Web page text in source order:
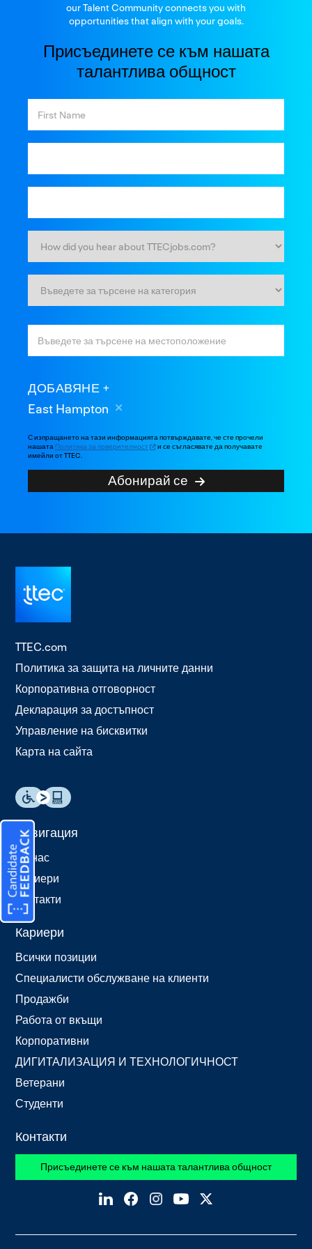
our Talent Community connects you with
opportunities that align with your goals.
Присъединете се към нашата
талантлива общност
ДОБАВЯНЕ
East Hampton
С изпращането на тази информацията потвърждавате, че сте прочели
нашата Политика за поверителност
и се съгласявате да получавате
имейли от TTEC.
Абонирай се
TTEC.com
Политика за защита на личните данни
Корпоративна отговорност
Декларация за достъпност
Управление на бисквитки
Карта на сайта
Навигация
За нас
Кариери
Контакти
Кариери
Всички позиции
Специалисти обслужване на клиенти
Продажби
Работа от вкъщи
Корпоративни
ДИГИТАЛИЗАЦИЯ И ТЕХНОЛОГИЧНОСТ
Ветерани
Студенти
Контакти
Присъединете се към нашата талантлива общност